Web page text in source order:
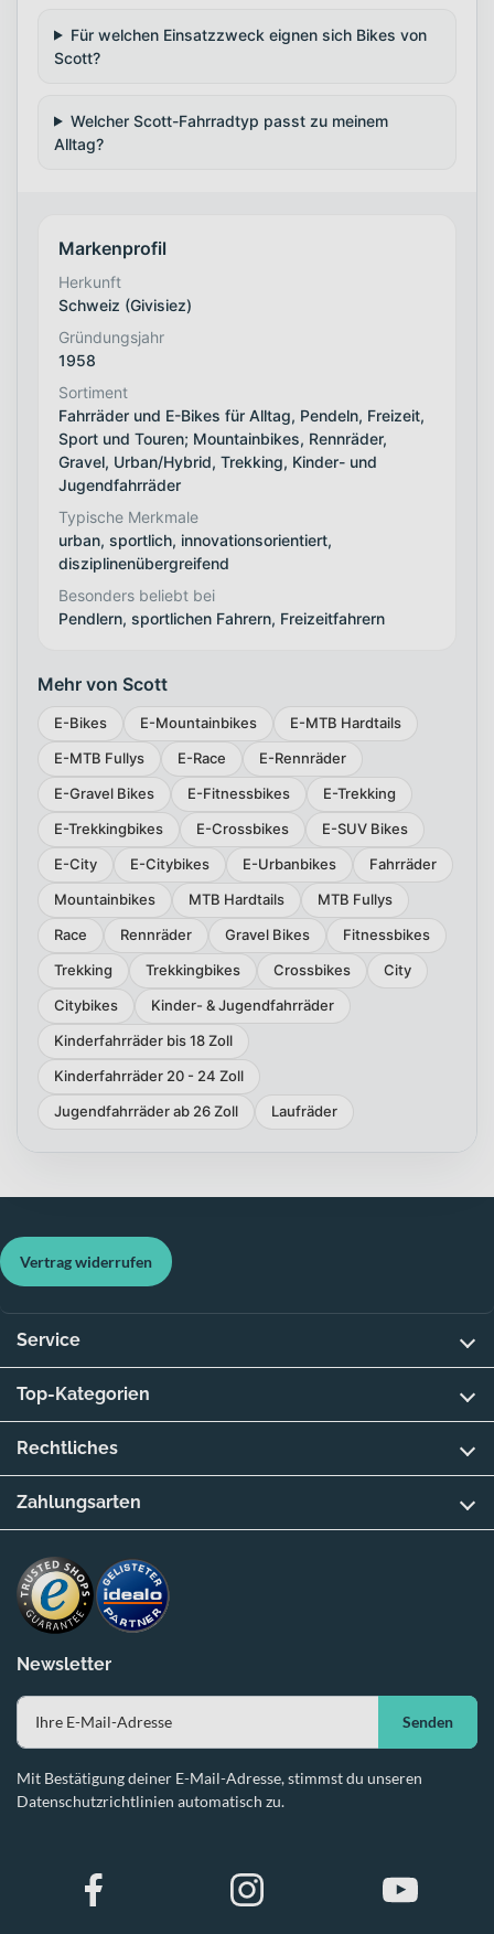
Für welchen Einsatzzweck eignen sich Bikes von
Scott?
Welcher Scott-Fahrradtyp passt zu meinem
Alltag?
Markenprofil
Herkunft
Schweiz (Givisiez)
Gründungsjahr
1958
Sortiment
Fahrräder und E-Bikes für Alltag, Pendeln, Freizeit,
Sport und Touren; Mountainbikes, Rennräder,
Gravel, Urban/Hybrid, Trekking, Kinder- und
Jugendfahrräder
Typische Merkmale
urban, sportlich, innovationsorientiert,
disziplinenübergreifend
Besonders beliebt bei
Pendlern, sportlichen Fahrern, Freizeitfahrern
Mehr von Scott
E-Bikes E-Mountainbikes
E-MTB Hardtails
E-MTB Fullys
E-Race
E-Rennräder
E-Gravel Bikes
E-Fitnessbikes
E-Trekking
E-Trekkingbikes
E-Crossbikes
E-SUV Bikes
E-City
E-Citybikes E-Urbanbikes
Fahrräder
Mountainbikes
MTB Hardtails
MTB Fullys
Race
Rennräder Gravel Bikes
Fitnessbikes
Trekking
Trekkingbikes Crossbikes
City
Citybikes
Kinder- & Jugendfahrräder
Kinderfahrräder bis 18 Zoll
Kinderfahrräder 20 - 24 Zoll
Jugendfahrräder ab 26 Zoll
Laufräder
Newsletter
Senden
Mit Bestätigung deiner E-Mail-Adresse, stimmst du unseren
Datenschutzrichtlinien automatisch zu.
Vertrag widerrufen
Service
Top-Kategorien
Rechtliches
Zahlungsarten